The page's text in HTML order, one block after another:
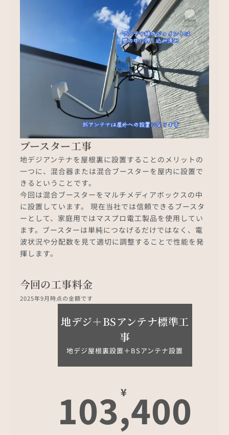
ブースター工事
地デジアンテナを屋根裏に設置することのメリットの
一つに、混合器または混合ブースターを屋内に設置で
きるということです。
今回は混合ブースターをマルチメディアボックスの中
に設置しています。 現在当社では信頼できるブースタ
ーとして、家庭用ではマスプロ電工製品を使用してい
ます。ブースターは単純につなげるだけではなく、電
波状況や分配数を見て適切に調整することで性能を発
揮します。
今回の工事料金
2025年9月時点の金額です
地デジ＋BSアンテナ標準工
事
地デジ屋根裏設置＋BSアンテナ設置
¥
103,400